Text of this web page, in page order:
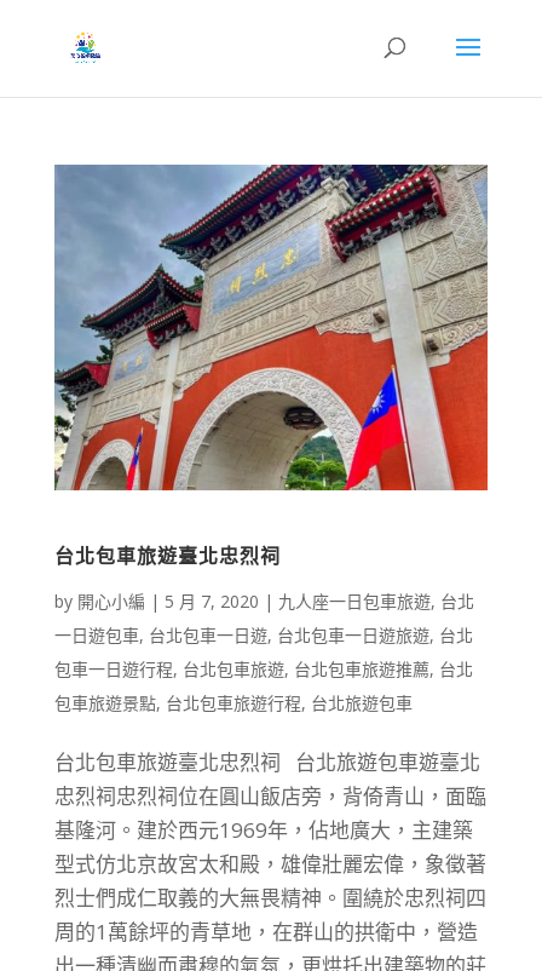
台北包車旅遊臺北忠烈祠
by 開心小編 | 5 月 7, 2020 | 九人座一日包車旅遊, 台北
一日遊包車, 台北包車一日遊, 台北包車一日遊旅遊, 台北
包車一日遊行程, 台北包車旅遊, 台北包車旅遊推薦, 台北
包車旅遊景點, 台北包車旅遊行程, 台北旅遊包車
台北包車旅遊臺北忠烈祠 台北旅遊包車遊臺北
忠烈祠忠烈祠位在圓山飯店旁，背倚青山，面臨
基隆河。建於西元1969年，佔地廣大，主建築
型式仿北京故宮太和殿，雄偉壯麗宏偉，象徵著
烈士們成仁取義的大無畏精神。圍繞於忠烈祠四
周的1萬餘坪的青草地，在群山的拱衛中，營造
出一種清幽而肅穆的氣氛，更烘托出建築物的莊